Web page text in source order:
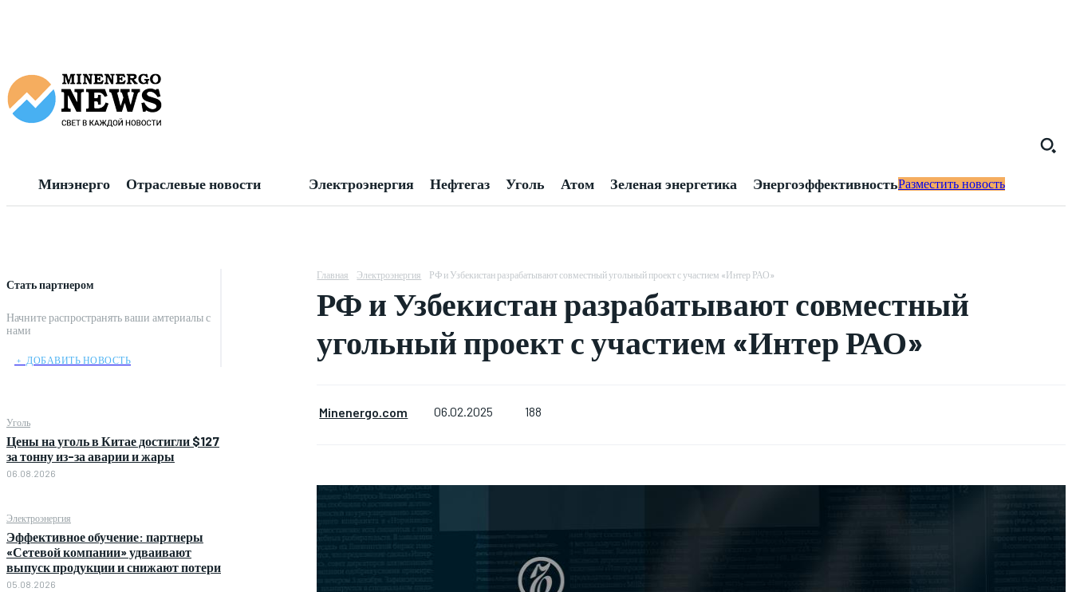
Минэнерго Отраслевые новости Электроэнергия Нефтегаз Уголь Атом Зеленая энергетика ЭнергоэффективностьРазместить новость
Стать партнером
Начните распространять ваши амтериалы с
нами
﹢ ДОБАВИТЬ НОВОСТЬ
Уголь
Цены на уголь в Китае достигли $127
за тонну из-за аварии и жары
06.08.2026
Электроэнергия
Эффективное обучение: партнеры
«Сетевой компании» удваивают
выпуск продукции и снижают потери
05.08.2026
Главная Электроэнергия РФ и Узбекистан разрабатывают совместный угольный проект с участием «Интер РАО»
РФ и Узбекистан разрабатывают совместный
угольный проект с участием «Интер РАО»
Minenergo.com 06.02.2025 188